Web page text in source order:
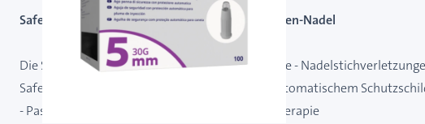
SafeAssist 0,30mm (30G) x 5mm - Sicherheits-Pen-Nadel
Die Sicherheitslösung für Alten- und Pflegeheime -
SafeAssist ist eine Sicherheits-Pen-Nadel mit automatischem
- Passt auf alle gängigen Pens für die Diabetestherapie